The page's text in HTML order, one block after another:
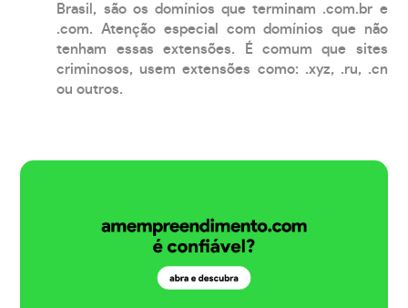
Brasil, são os domínios que terminam .com.br e
.com. Atenção especial com domínios que não
tenham essas extensões. É comum que sites
criminosos, usem extensões como: .xyz, .ru, .cn
ou outros.